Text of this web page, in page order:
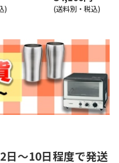
) (送料別・税込)
～10日程度で発送